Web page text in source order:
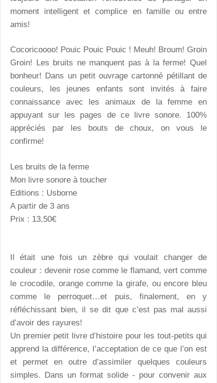
moment intelligent et complice en famille ou entre
amis!
Cocoricoooo! Pouic Pouic Pouic ! Meuh! Broum! Groin
Groin! Les bruits ne manquent pas à la ferme! Quel
bonheur! Dans un petit ouvrage cartonné pétillant de
couleurs, les jeunes enfants sont invités à faire
connaissance avec les animaux de la femme en
appuyant sur les pages de ce livre sonore. 100%
appréciés par les bouts de choux, on vous le
confirme!
Les bruits de la ferme
Mon livre sonore à toucher
Editions : Usborne
A partir de 3 ans
Prix : 13,50€
Il était une fois un zèbre qui voulait changer de
couleur : devenir rose comme le flamand, vert comme
le crocodile, orange comme la girafe, ou encore bleu
comme le perroquet…et puis, finalement, en y
réfléchissant bien, il se dit que c’est pas mal aussi
d’avoir des rayures!
Un premier petit livre d’histoire pour les tout-petits qui
apprend la différence, l’acceptation de ce que l’on est
et permet en outre d’assimiler quelques couleurs
simples. Dans un format solide - pour convenir aux